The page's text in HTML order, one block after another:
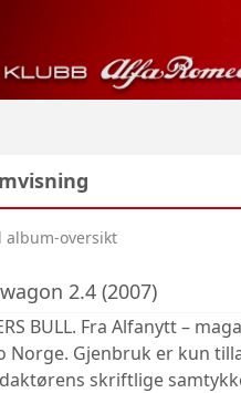
album-oversikt
2.4 (2007)
BULL. Fra Alfanytt –
Norge. Gjenbruk er kun
skriftlige